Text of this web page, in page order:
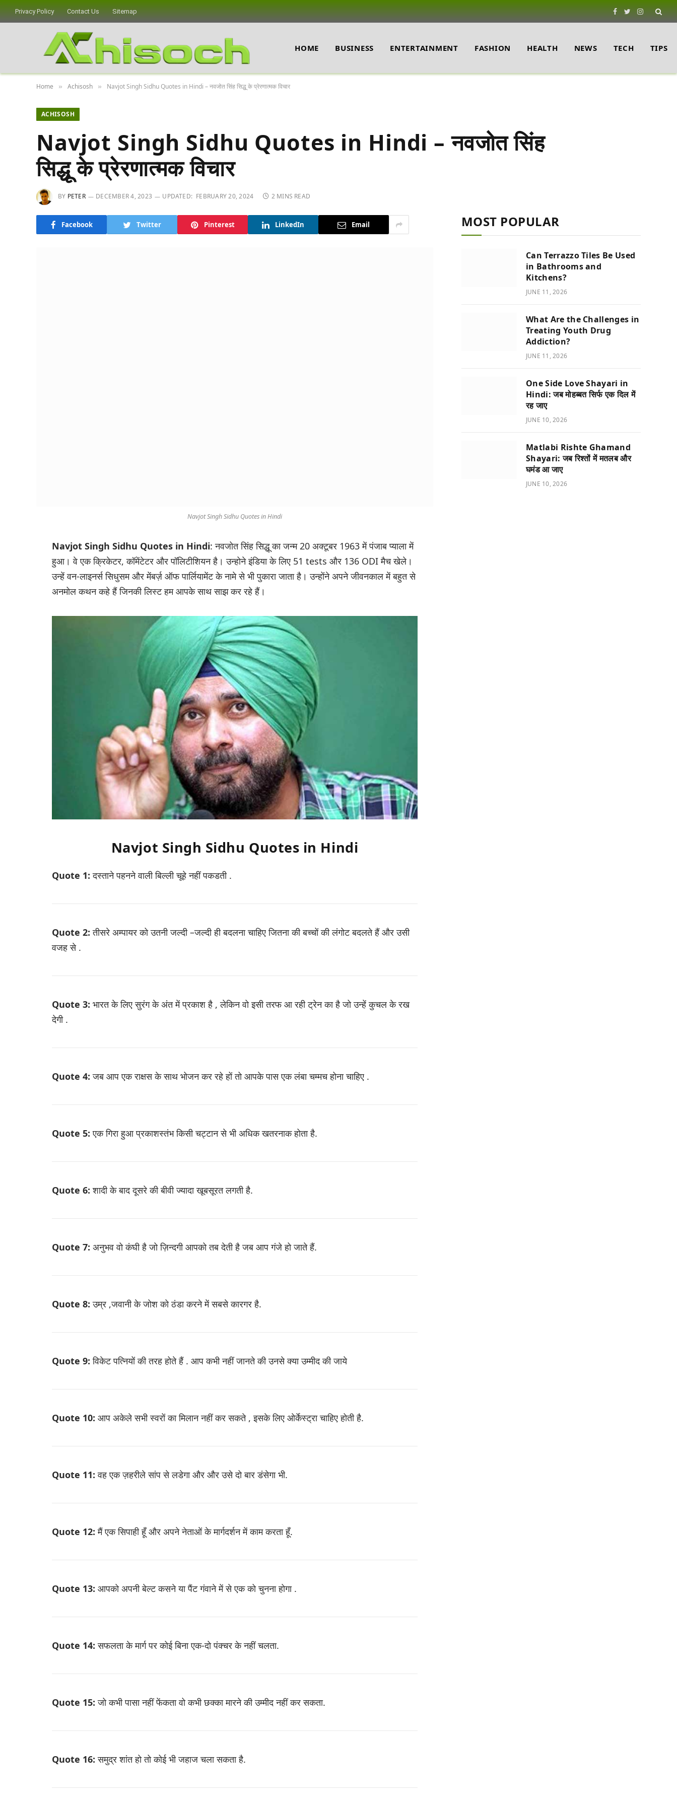
Privacy Policy Contact Us Sitemap Facebook
TwitterInstagram
HOME BUSINESS ENTERTAINMENT FASHION HEALTH NEWS TECH TIPS
Home » Achisosh » Navjot Singh Sidhu Quotes in Hindi – नवजोत सिंह सिद्धू के प्रेरणात्मक विचार
ACHISOSH
Navjot Singh Sidhu Quotes in Hindi – नवजोत सिंह
सिद्धू के प्रेरणात्मक विचार
BY PETER DECEMBER 4, 2023 UPDATED: FEBRUARY 20, 2024 2 MINS READ
Facebook Twitter Pinterest LinkedIn Email
Navjot Singh Sidhu Quotes in Hindi
Navjot Singh Sidhu Quotes in Hindi: नवजोत सिंह सिद्धू का जन्म 20 अक्टूबर 1963 में पंजाब प्याला में
हुआ। वे एक क्रिकेटर, कॉमेंटेटर और पॉलिटीशियन है। उन्होने इंडिया के लिए 51 tests और 136 ODI मैच खेले।
उन्हें वन-लाइनर्स सिधुसम और मेंबर्ज़ ऑफ पार्लियामेंट के नामे से भी पुकारा जाता है। उन्होंने अपने जीवनकाल में बहुत से
अनमोल कथन कहे हैं जिनकी लिस्ट हम आपके साथ साझ कर रहे हैं।
Navjot Singh Sidhu Quotes in Hindi
Quote 1: दस्ताने पहनने वाली बिल्ली चूहे नहीं पकडती .
Quote 2: तीसरे अम्पायर को उतनी जल्दी –जल्दी ही बदलना चाहिए जितना की बच्चों की लंगोट बदलते हैं और उसी
वजह से .
Quote 3: भारत के लिए सुरंग के अंत में प्रकाश है , लेकिन वो इसी तरफ आ रही ट्रेन का है जो उन्हें कुचल के रख
देगी .
Quote 4: जब आप एक राक्षस के साथ भोजन कर रहे हों तो आपके पास एक लंबा चम्मच होना चाहिए .
Quote 5: एक गिरा हुआ प्रकाशस्तंभ किसी चट्टान से भी अधिक खतरनाक होता है.
Quote 6: शादी के बाद दूसरे की बीवी ज्यादा खूबसूरत लगती है.
Quote 7: अनुभव वो कंघी है जो ज़िन्दगी आपको तब देती है जब आप गंजे हो जाते हैं.
Quote 8: उम्र ,जवानी के जोश को ठंडा करने में सबसे कारगर है.
Quote 9: विकेट पत्नियों की तरह होते हैं . आप कभी नहीं जानते की उनसे क्या उम्मीद की जाये
Quote 10: आप अकेले सभी स्वरों का मिलान नहीं कर सकते , इसके लिए ओर्केस्ट्रा चाहिए होती है.
Quote 11: वह एक ज़हरीले सांप से लडेगा और और उसे दो बार डंसेगा भी.
Quote 12: मैं एक सिपाही हूँ और अपने नेताओं के मार्गदर्शन में काम करता हूँ.
Quote 13: आपको अपनी बेल्ट कसने या पैंट गंवाने में से एक को चुनना होगा .
Quote 14: सफलता के मार्ग पर कोई बिना एक-दो पंक्चर के नहीं चलता.
Quote 15: जो कभी पासा नहीं फेंकता वो कभी छक्का मारने की उम्मीद नहीं कर सकता.
Quote 16: समुद्र शांत हो तो कोई भी जहाज चला सकता है.
MOST POPULAR
Can Terrazzo Tiles Be Used
in Bathrooms and
Kitchens?
JUNE 11, 2026
What Are the Challenges in
Treating Youth Drug
Addiction?
JUNE 11, 2026
One Side Love Shayari in
Hindi: जब मोहब्बत सिर्फ एक दिल में
रह जाए
JUNE 10, 2026
Matlabi Rishte Ghamand
Shayari: जब रिश्तों में मतलब और
घमंड आ जाए
JUNE 10, 2026